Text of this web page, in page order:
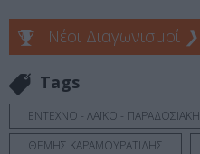
Νέοι Διαγωνισμοί ❯
Tags
ΕΝΤΕΧΝΟ - ΛΑΪΚΟ - ΠΑΡΑΔΟΣΙΑΚΗ
ΘΕΜΗΣ ΚΑΡΑΜΟΥΡΑΤΙΔΗΣ